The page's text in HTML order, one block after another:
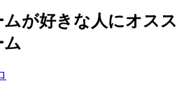
が好きな人にオスス
ム